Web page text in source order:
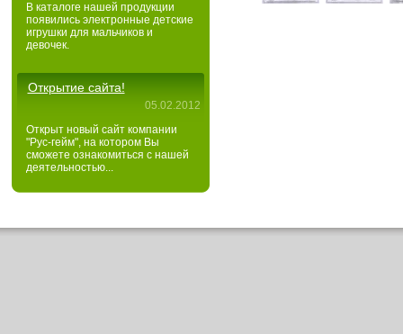
В каталоге нашей продукции
появились электронные детские
игрушки для мальчиков и
девочек.
Открытие сайта!
05.02.2012
Открыт новый сайт компании
"Рус-гейм", на котором Вы
сможете ознакомиться с нашей
деятельностью...